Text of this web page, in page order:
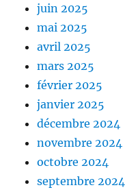
juin 2025
mai 2025
avril 2025
mars 2025
février 2025
janvier 2025
décembre 2024
novembre 2024
octobre 2024
septembre 2024